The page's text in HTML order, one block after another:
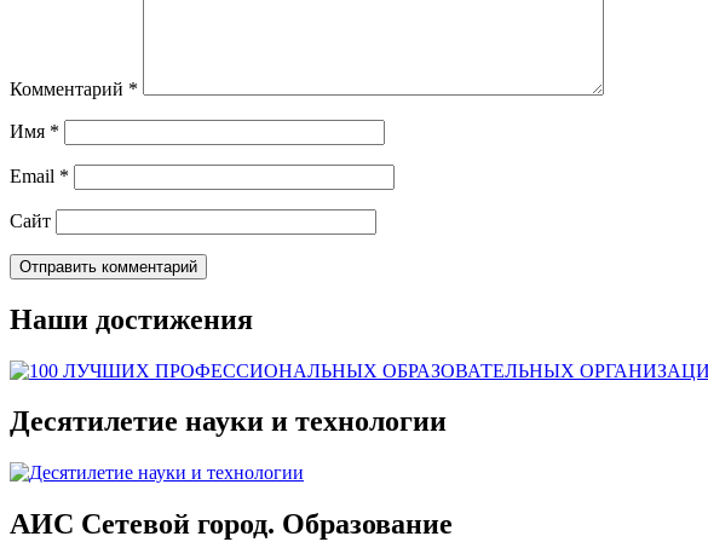
Комментарий *
Имя *
Email *
Сайт
Наши достижения
Десятилетие науки и технологии
АИС Сетевой город. Образование